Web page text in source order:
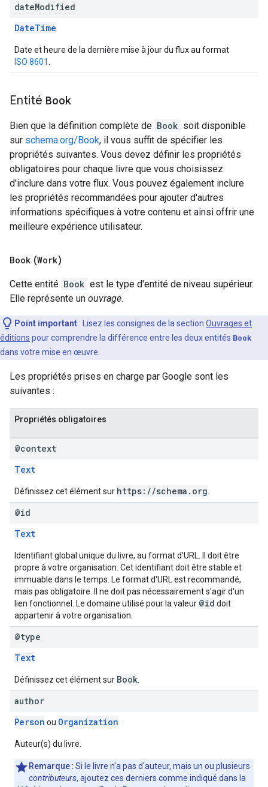
dateModified
DateTime
Date et heure de la dernière mise à jour du flux au format
ISO 8601
Entité Book
Bien que la définition complète de Book soit disponible
sur schema.org/Book, il vous suffit de spécifier les
propriétés suivantes. Vous devez définir les propriétés
obligatoires pour chaque livre que vous choisissez
d'inclure dans votre flux. Vous pouvez également inclure
les propriétés recommandées pour ajouter d'autres
informations spécifiques à votre contenu et ainsi offrir une
meilleure expérience utilisateur.
Book (Work)
Cette entité Book est le type d'entité de niveau supérieur.
Elle représente un ouvrage.
Point important : Lisez les consignes de la section Ouvrages et
éditions pour comprendre la différence entre les deux entités Book
dans votre mise en œuvre.
Les propriétés prises en charge par Google sont les
suivantes :
Propriétés obligatoires
@context
Text
Définissez cet élément sur https://schema.org
@id
Text
Identifiant global unique du livre, au format d'URL. Il doit être
propre à votre organisation. Cet identifiant doit être stable et
immuable dans le temps. Le format d'URL est recommandé,
mais pas obligatoire. Il ne doit pas nécessairement s'agir d'un
lien fonctionnel. Le domaine utilisé pour la valeur @id doit
appartenir à votre organisation.
@type
Text
Définissez cet élément sur Book
author
Person ou Organization
Auteur(s) du livre.
Remarque : Si le livre n'a pas d'auteur, mais un ou plusieurs
contributeurs, ajoutez ces derniers comme indiqué dans la